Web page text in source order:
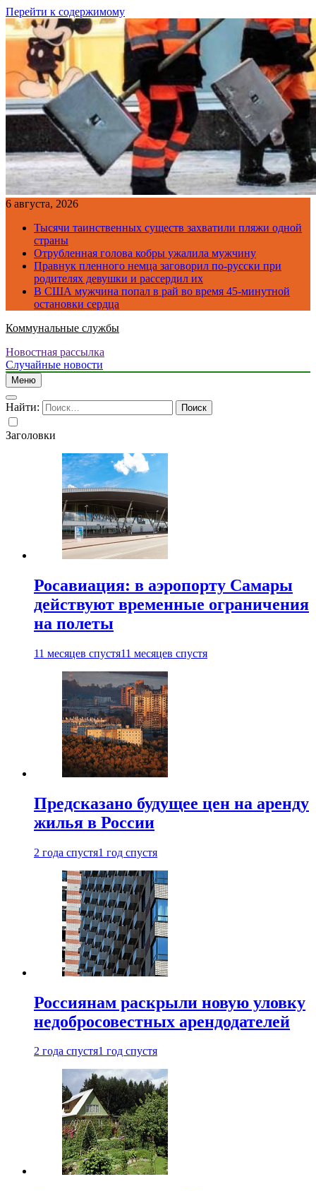
Перейти к содержимому
6 августа, 2026
Тысячи таинственных существ захватили пляжи одной
страны
Отрубленная голова кобры ужалила мужчину
Правнук пленного немца заговорил по-русски при
родителях девушки и рассердил их
В США мужчина попал в рай во время 45-минутной
остановки сердца
Коммунальные службы
Новостная рассылка
Случайные новости
Меню
Найти:
Заголовки
Росавиация: в аэропорту Самары
действуют временные ограничения
на полеты
11 месяцев спустя11 месяцев спустя
Предсказано будущее цен на аренду
жилья в России
2 года спустя1 год спустя
Россиянам раскрыли новую уловку
недобросовестных арендодателей
2 года спустя1 год спустя